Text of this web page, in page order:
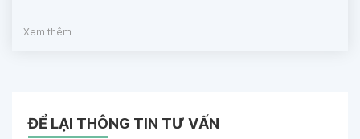
Xem thêm
ĐỂ LẠI THÔNG TIN TƯ VẤN